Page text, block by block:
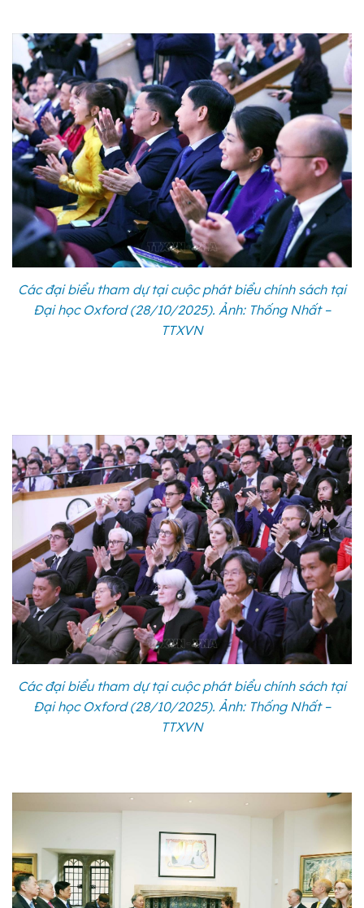
Các đại biểu tham dự tại cuộc phát biểu chính sách tại
Đại học Oxford (28/10/2025). Ảnh: Thống Nhất –
TTXVN
Các đại biểu tham dự tại cuộc phát biểu chính sách tại
Đại học Oxford (28/10/2025). Ảnh: Thống Nhất –
TTXVN